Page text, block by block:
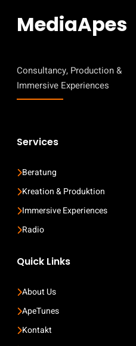
MediaApes
Consultancy, Production &
Immersive Experiences
Services
Beratung
Kreation & Produktion
Immersive Experiences
Radio
Quick Links
About Us
ApeTunes
Kontakt